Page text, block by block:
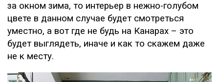
за окном зима, то интерьер в нежно-голубом
цвете в данном случае будет смотреться
уместно, а вот где не будь на Канарах – это
будет выглядеть, иначе и как то скажем даже
не к месту.